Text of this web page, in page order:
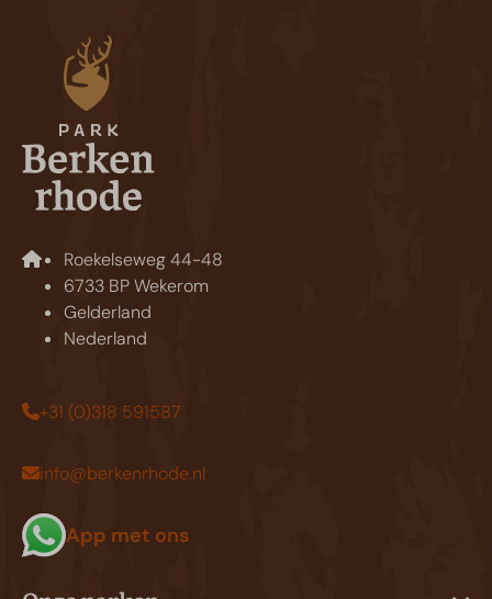
Roekelseweg 44-48
6733 BP Wekerom
Gelderland
Nederland
+31 (0)318 591587
info@berkenrhode.nl
App met ons